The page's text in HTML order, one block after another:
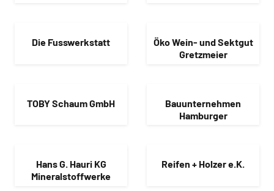
Die Fusswerkstatt
Öko Wein- und Sektgut
Gretzmeier
TOBY Schaum GmbH
Bauunternehmen
Hamburger
Hans G. Hauri KG
Mineralstoffwerke
Reifen + Holzer e.K.